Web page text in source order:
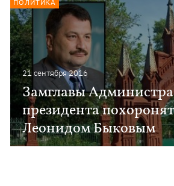
21 сентября 2016
Замглавы
президента
Леонидом Быковым
ПОЛИТИКА